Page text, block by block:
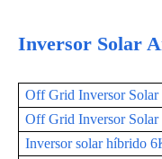
Inversor Solar
Off Grid Inversor Solar
Off Grid Inversor Solar
Inversor solar híbrido